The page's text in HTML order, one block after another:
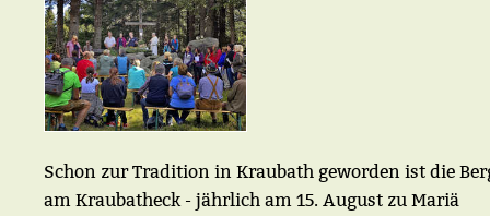
Schon zur Tradition in Kraubath geworden ist die
am Kraubatheck - jährlich am 15. August zu Mariä